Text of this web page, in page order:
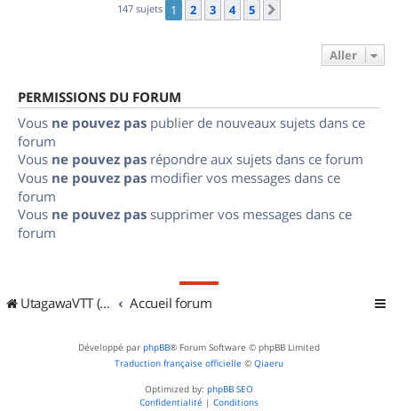
147 sujets 1 2 3 4 5
Aller
PERMISSIONS DU FORUM
Vous ne pouvez pas publier de nouveaux sujets dans ce
forum
Vous ne pouvez pas répondre aux sujets dans ce forum
Vous ne pouvez pas modifier vos messages dans ce
forum
Vous ne pouvez pas supprimer vos messages dans ce
forum
UtagawaVTT (Randos VTT et VTTAE avec traces GPS) Accueil forum
Développé par phpBB® Forum Software © phpBB Limited
Traduction française officielle © Qiaeru
Optimized by: phpBB SEO
Confidentialité | Conditions